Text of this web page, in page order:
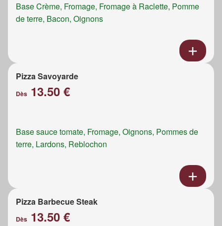
Base Crème, Fromage, Fromage à Raclette, Pomme
de terre, Bacon, Oignons
Pizza Savoyarde
Dès 13.50 €
Base sauce tomate, Fromage, Oignons, Pommes de
terre, Lardons, Reblochon
Pizza Barbecue Steak
Dès 13.50 €